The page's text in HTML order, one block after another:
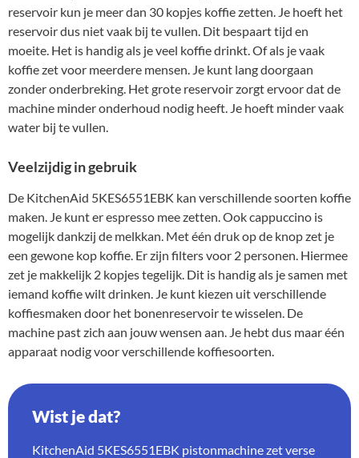
reservoir kun je meer dan 30 kopjes koffie zetten. Je hoeft het
reservoir dus niet vaak bij te vullen. Dit bespaart tijd en
moeite. Het is handig als je veel koffie drinkt. Of als je vaak
koffie zet voor meerdere mensen. Je kunt lang doorgaan
zonder onderbreking. Het grote reservoir zorgt ervoor dat de
machine minder onderhoud nodig heeft. Je hoeft minder vaak
water bij te vullen.
Veelzijdig in gebruik
De KitchenAid 5KES6551EBK kan verschillende soorten koffie
maken. Je kunt er espresso mee zetten. Ook cappuccino is
mogelijk dankzij de melkkan. Met één druk op de knop zet je
een gewone kop koffie. Er zijn filters voor 2 personen. Hiermee
zet je makkelijk 2 kopjes tegelijk. Dit is handig als je samen met
iemand koffie wilt drinken. Je kunt kiezen uit verschillende
koffiesmaken door het bonenreservoir te wisselen. De
machine past zich aan jouw wensen aan. Je hebt dus maar één
apparaat nodig voor verschillende koffiesoorten.
Wist je dat?
KitchenAid 5KES6551EBK pistonmachine zet verse